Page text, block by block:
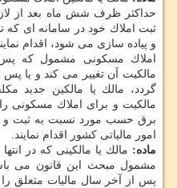
حداكثر ظرف شش ماه بعد از
ثبت املاك خود در سامانه ای
و پیاده سازی می شود، اقدام
املاك مسكونی مشمول كه پس
مالكیت آن تغییر می كند و یا پس
گردد، مالك یا مالكین جدید
مالكیت و برای املاك مسكونی
برق حسب مورد نسبت به ثبت و
امور مالیاتی كشور اقدام نمایند.
ماده: مالك یا مالكینی كه در
مشمول مبحث این قانون می
پس از آخر سال مالیات متعلق را